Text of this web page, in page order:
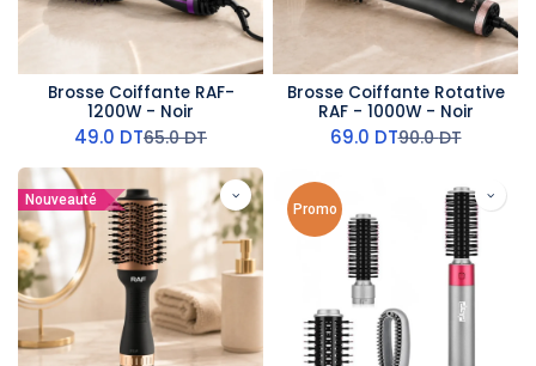
Brosse Coiffante RAF-
1200W - Noir
49.0 DT65.0DT
Brosse Coiffante Rotative
RAF - 1000W - Noir
69.0 DT90.0DT
Nouveauté
Promo